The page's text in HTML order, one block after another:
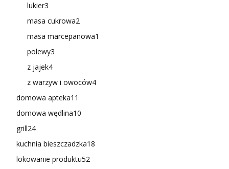
lukier3
masa cukrowa2
masa marcepanowa1
polewy3
z jajek4
z warzyw i owoców4
domowa apteka11
domowa wędlina10
grill24
kuchnia bieszczadzka18
lokowanie produktu52